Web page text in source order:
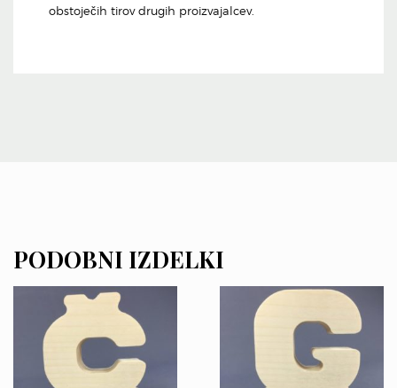
obstoječih tirov drugih proizvajalcev.
PODOBNI IZDELKI